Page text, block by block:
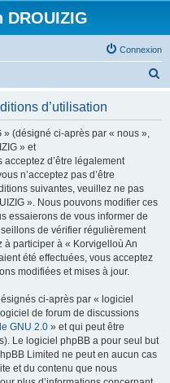
Connexion
d’utilisation
» (désigné ci-après par « nous »,
» et
d’être légalement
n’acceptez pas d’être
suivantes, veuillez ne pas
». Nous pouvons modifier ces
essaierons de vous informer de
de vérifier régulièrement
à participer à « Korvigelloù An
été effectuées, vous acceptez
modifiées et mises à jour.
ci-après par « logiciel
de forum de discussions
GNU 2.0 » et qui peut être
Le logiciel phpBB a pour seul but
Limited ne peut en aucun cas
et du contenu que nous